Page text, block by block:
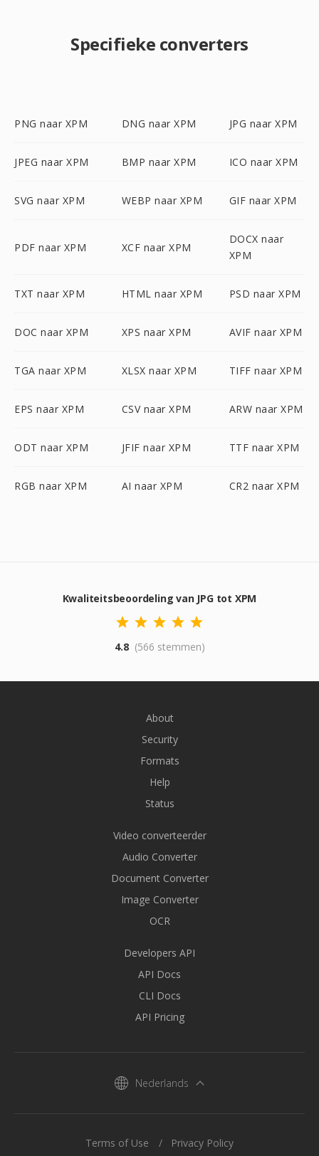
Specifieke converters
PNG naar XPM DNG naar XPM JPG naar XPM
JPEG naar XPM BMP naar XPM ICO naar XPM
SVG naar XPM WEBP naar XPM GIF naar XPM
PDF naar XPM XCF naar XPM
DOCX naar
XPM
TXT naar XPM HTML naar XPM PSD naar XPM
DOC naar XPM XPS naar XPM AVIF naar XPM
TGA naar XPM XLSX naar XPM TIFF naar XPM
EPS naar XPM CSV naar XPM ARW naar XPM
ODT naar XPM JFIF naar XPM TTF naar XPM
RGB naar XPM AI naar XPM CR2 naar XPM
Kwaliteitsbeoordeling van JPG tot XPM
4.8 (566 stemmen)
About
Security
Formats
Help
Status
Video converteerder
Audio Converter
Document Converter
Image Converter
OCR
Developers API
API Docs
CLI Docs
API Pricing
Nederlands
Terms of Use Privacy Policy